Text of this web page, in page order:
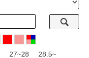
27~28 28.5~